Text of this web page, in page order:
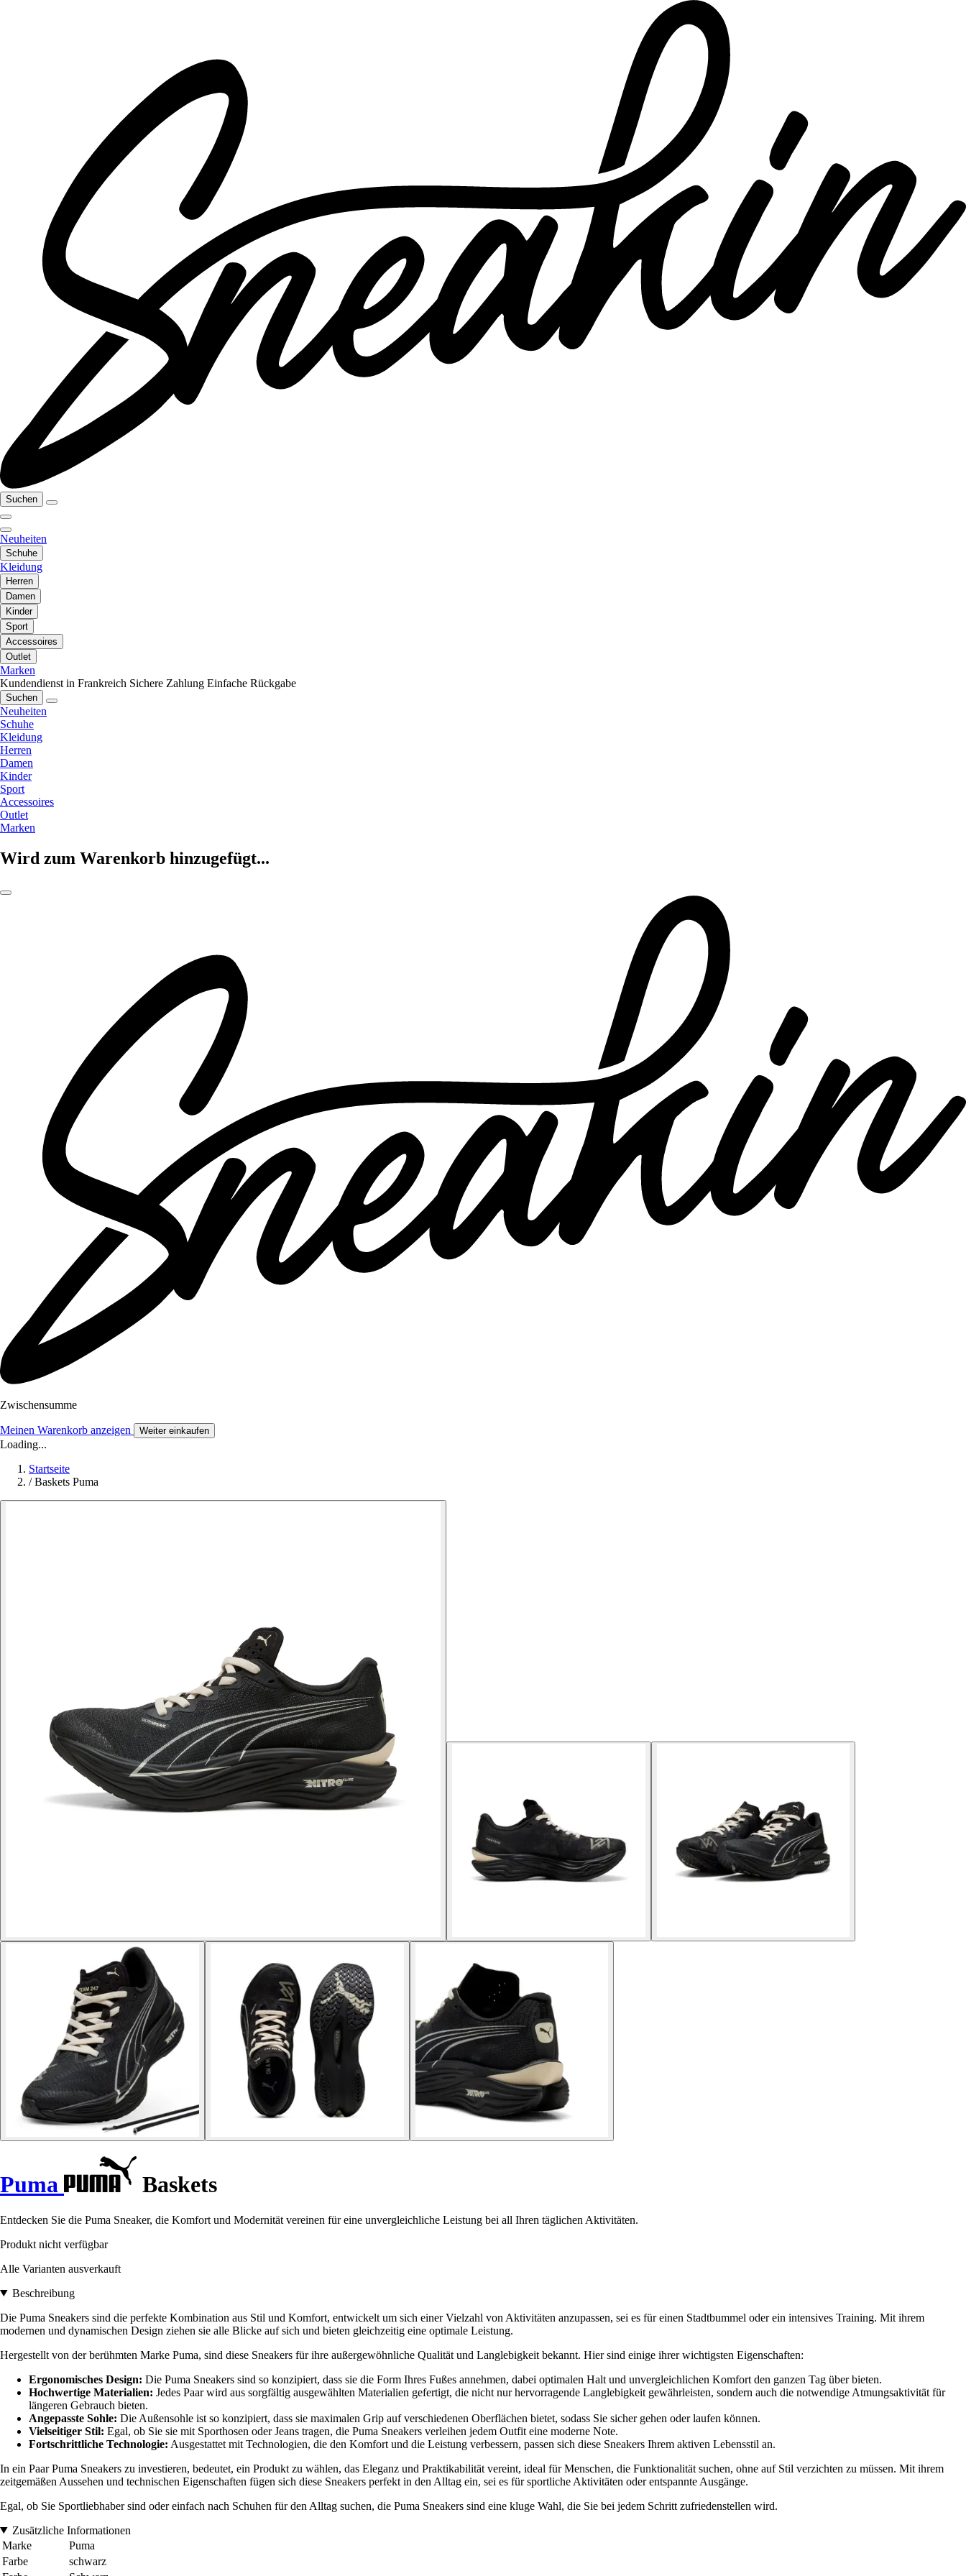
Suchen
Neuheiten
Schuhe
Kleidung
Herren
Damen
Kinder
Sport
Accessoires
Outlet
Marken
Kundendienst in Frankreich Sichere Zahlung Einfache Rückgabe
Suchen
Neuheiten
Schuhe
Kleidung
Herren
Damen
Kinder
Sport
Accessoires
Outlet
Marken
Wird zum Warenkorb hinzugefügt...
Zwischensumme
Meinen Warenkorb anzeigen Weiter einkaufen
Loading...
Startseite
/ Baskets Puma
Puma Baskets
Entdecken Sie die Puma Sneaker, die Komfort und Modernität vereinen für eine unvergleichliche Leistung bei all Ihren täglichen Aktivitäten.
Produkt nicht verfügbar
Alle Varianten ausverkauft
Beschreibung
Die Puma Sneakers sind die perfekte Kombination aus Stil und Komfort, entwickelt um sich einer Vielzahl von Aktivitäten anzupassen, sei es für einen Stadtbummel oder ein intensives Training. Mit ihrem
modernen und dynamischen Design ziehen sie alle Blicke auf sich und bieten gleichzeitig eine optimale Leistung.
Hergestellt von der berühmten Marke Puma, sind diese Sneakers für ihre außergewöhnliche Qualität und Langlebigkeit bekannt. Hier sind einige ihrer wichtigsten Eigenschaften:
Ergonomisches Design: Die Puma Sneakers sind so konzipiert, dass sie die Form Ihres Fußes annehmen, dabei optimalen Halt und unvergleichlichen Komfort den ganzen Tag über bieten.
Hochwertige Materialien: Jedes Paar wird aus sorgfältig ausgewählten Materialien gefertigt, die nicht nur hervorragende Langlebigkeit gewährleisten, sondern auch die notwendige Atmungsaktivität für
längeren Gebrauch bieten.
Angepasste Sohle: Die Außensohle ist so konzipiert, dass sie maximalen Grip auf verschiedenen Oberflächen bietet, sodass Sie sicher gehen oder laufen können.
Vielseitiger Stil: Egal, ob Sie sie mit Sporthosen oder Jeans tragen, die Puma Sneakers verleihen jedem Outfit eine moderne Note.
Fortschrittliche Technologie: Ausgestattet mit Technologien, die den Komfort und die Leistung verbessern, passen sich diese Sneakers Ihrem aktiven Lebensstil an.
In ein Paar Puma Sneakers zu investieren, bedeutet, ein Produkt zu wählen, das Eleganz und Praktikabilität vereint, ideal für Menschen, die Funktionalität suchen, ohne auf Stil verzichten zu müssen. Mit ihrem
zeitgemäßen Aussehen und technischen Eigenschaften fügen sich diese Sneakers perfekt in den Alltag ein, sei es für sportliche Aktivitäten oder entspannte Ausgänge.
Egal, ob Sie Sportliebhaber sind oder einfach nach Schuhen für den Alltag suchen, die Puma Sneakers sind eine kluge Wahl, die Sie bei jedem Schritt zufriedenstellen wird.
Zusätzliche Informationen
Marke
Puma
Farbe
schwarz